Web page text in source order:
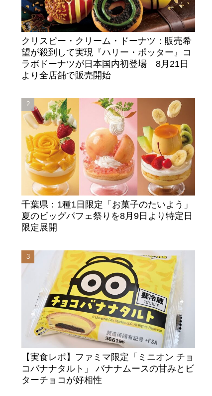
クリスピー・クリーム・ドーナツ：販売希
望が殺到して実現『ハリー・ポッター』コ
ラボドーナツが日本国内初登場 8月21日
より全店舗で販売開始
千葉県：1種1日限定「お菓子のたいよう」
夏のビッグパフェ祭りを8月9日より特定日
限定展開
【実食レポ】ファミマ限定「ミニオン チョ
コバナナタルト」 バナナムースの甘みとビ
ターチョコが好相性